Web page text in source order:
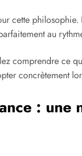
cette
au
comprendre ce
concrètement
: